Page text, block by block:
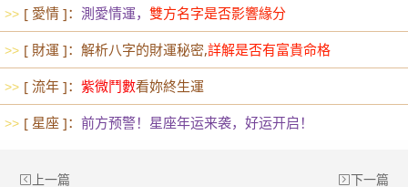
>> [ 愛情 ]： 測愛情運， 雙方名字是否影響緣分
>> [ 財運 ]：解析八字的財運秘密,詳解是否有富貴命格
>> [ 流年 ]： 紫微鬥數看妳終生運
>> [ 星座 ]： 前方预警！星座年运来袭，好运开启！
上一篇 下一篇